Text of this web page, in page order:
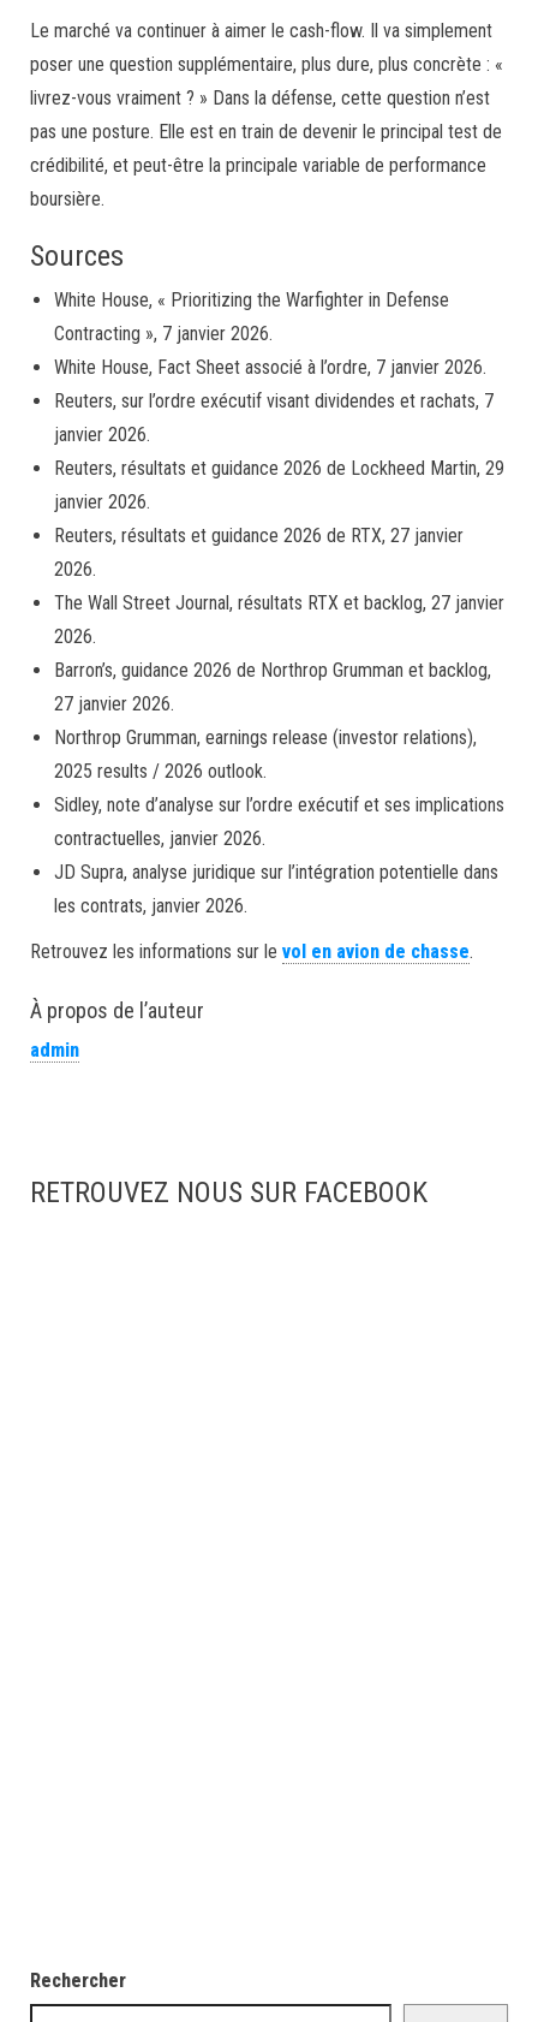
Le marché va continuer à aimer le cash-flow. Il va simplement
poser une question supplémentaire, plus dure, plus concrète : «
livrez-vous vraiment ? » Dans la défense, cette question n’est
pas une posture. Elle est en train de devenir le principal test de
crédibilité, et peut-être la principale variable de performance
boursière.
Sources
White House, « Prioritizing the Warfighter in Defense
Contracting », 7 janvier 2026.
White House, Fact Sheet associé à l’ordre, 7 janvier 2026.
Reuters, sur l’ordre exécutif visant dividendes et rachats, 7
janvier 2026.
Reuters, résultats et guidance 2026 de Lockheed Martin, 29
janvier 2026.
Reuters, résultats et guidance 2026 de RTX, 27 janvier
2026.
The Wall Street Journal, résultats RTX et backlog, 27 janvier
2026.
Barron’s, guidance 2026 de Northrop Grumman et backlog,
27 janvier 2026.
Northrop Grumman, earnings release (investor relations),
2025 results / 2026 outlook.
Sidley, note d’analyse sur l’ordre exécutif et ses implications
contractuelles, janvier 2026.
JD Supra, analyse juridique sur l’intégration potentielle dans
les contrats, janvier 2026.
Retrouvez les informations sur le vol en avion de chasse.
À propos de l’auteur
admin
RETROUVEZ NOUS SUR FACEBOOK
Rechercher